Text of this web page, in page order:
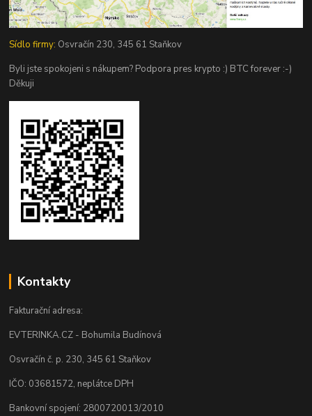
Sídlo firmy: Osvračín 230, 345 61 Staňkov
Byli jste spokojeni s nákupem? Podpora pres krypto :) BTC forever :-)
Děkuji
Kontakty
Fakturační adresa:
EVTERINKA.CZ - Bohumila Budínová
Osvračín č. p. 230, 345 61 Staňkov
IČO: 03681572, neplátce DPH
Bankovní spojení: 2800720013/2010